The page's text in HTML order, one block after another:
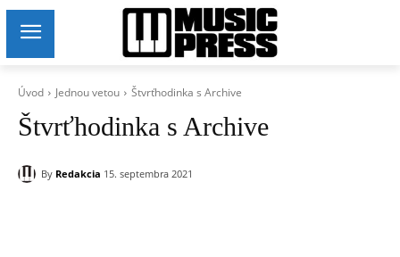
Úvod Jednou vetou Štvrťhodinka s Archive
Štvrťhodinka s Archive
By Redakcia 15. septembra 2021